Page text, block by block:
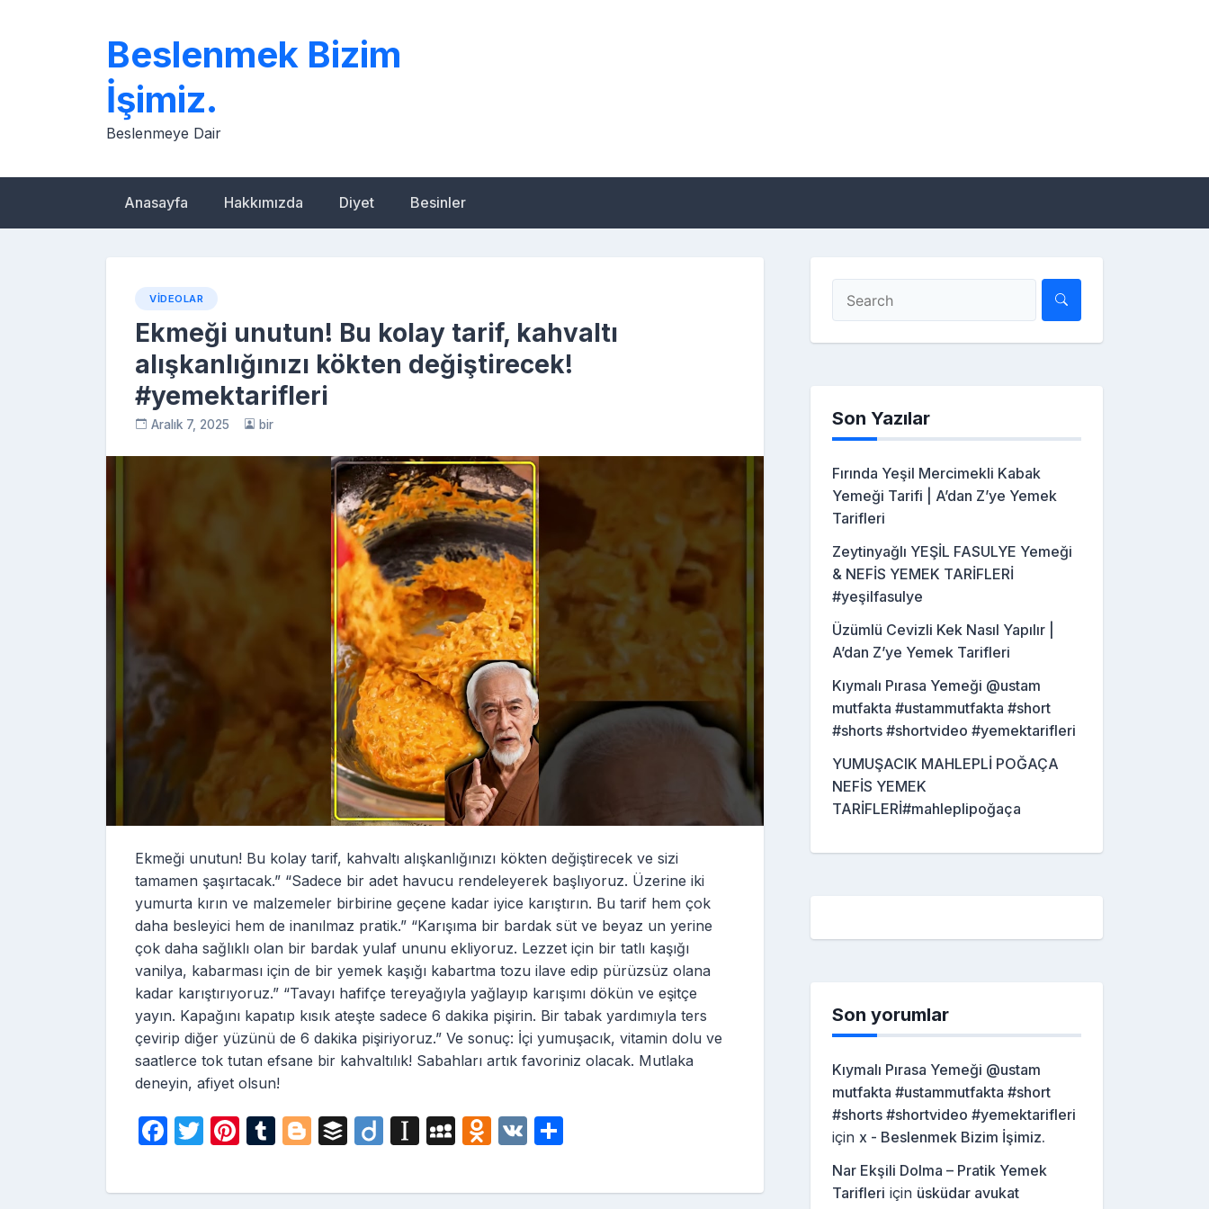
Beslenmek Bizim
İşimiz.
Beslenmeye Dair
Anasayfa Hakkımızda Diyet Besinler
VIDEOLAR
Ekmeği unutun! Bu kolay tarif, kahvaltı
alışkanlığınızı kökten değiştirecek!
#yemektarifleri
Aralık 7, 2025 bir
Ekmeği unutun! Bu kolay tarif, kahvaltı alışkanlığınızı kökten değiştirecek ve sizi
tamamen şaşırtacak.” “Sadece bir adet havucu rendeleyerek başlıyoruz. Üzerine iki
yumurta kırın ve malzemeler birbirine geçene kadar iyice karıştırın. Bu tarif hem çok
daha besleyici hem de inanılmaz pratik.” “Karışıma bir bardak süt ve beyaz un yerine
çok daha sağlıklı olan bir bardak yulaf ununu ekliyoruz. Lezzet için bir tatlı kaşığı
vanilya, kabarması için de bir yemek kaşığı kabartma tozu ilave edip pürüzsüz olana
kadar karıştırıyoruz.” “Tavayı hafifçe tereyağıyla yağlayıp karışımı dökün ve eşitçe
yayın. Kapağını kapatıp kısık ateşte sadece 6 dakika pişirin. Bir tabak yardımıyla ters
çevirip diğer yüzünü de 6 dakika pişiriyoruz.” Ve sonuç: İçi yumuşacık, vitamin dolu ve
saatlerce tok tutan efsane bir kahvaltılık! Sabahları artık favoriniz olacak. Mutlaka
deneyin, afiyet olsun!
F
c
T
itt
Pi
er
T
m
Bl
g
B
fe
Di
o
In
a
M
S
O
n
V
ar
Son Yazılar
Fırında Yeşil Mercimekli Kabak
Yemeği Tarifi | A’dan Z’ye Yemek
Tarifleri
Zeytinyağlı YEŞİL FASULYE Yemeği
& NEFİS YEMEK TARİFLERİ
#yeşilfasulye
Üzümlü Cevizli Kek Nasıl Yapılır |
A’dan Z’ye Yemek Tarifleri
Kıymalı Pırasa Yemeği @ustam
mutfakta #ustammutfakta #short
#shorts #shortvideo #yemektarifleri
YUMUŞACIK MAHLEPLİ POĞAÇA
NEFİS YEMEK
TARİFLERİ#mahleplipoğaça
Son yorumlar
Kıymalı Pırasa Yemeği @ustam
mutfakta #ustammutfakta #short
#shorts #shortvideo #yemektarifleri
için x - Beslenmek Bizim İşimiz.
Nar Ekşili Dolma – Pratik Yemek
Tarifleri için üsküdar avukat